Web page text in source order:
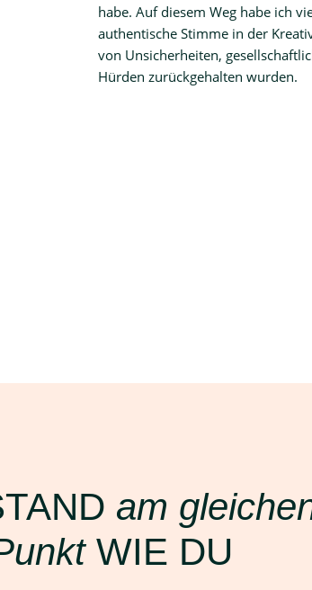
habe. Auf diesem Weg habe ich
authentische Stimme in der
von Unsicherheiten,
Hürden zurückgehalten wurden.
am
WIE DU